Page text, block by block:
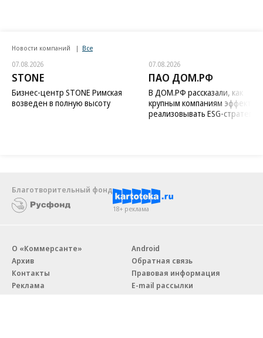
Новости компаний Все
07.08.2026
STONE
Бизнес-центр STONE Римская
возведен в полную высоту
07.08.2026
ПАО ДОМ.РФ
В ДОМ.РФ рассказали, как
крупным компаниям
реализовывать ESG-стратегию
Благотворительный фонд
18+ реклама
О «Коммерсанте»
Архив
Контакты
Реклама
Android
Обратная связь
Правовая информация
E-mail рассылки